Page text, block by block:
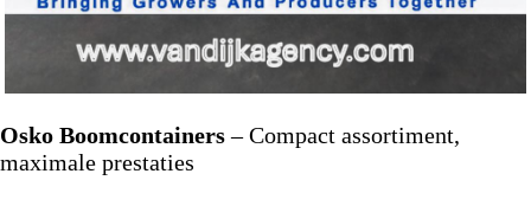
Osko Boomcontainers– Compact assortiment,
maximale prestaties